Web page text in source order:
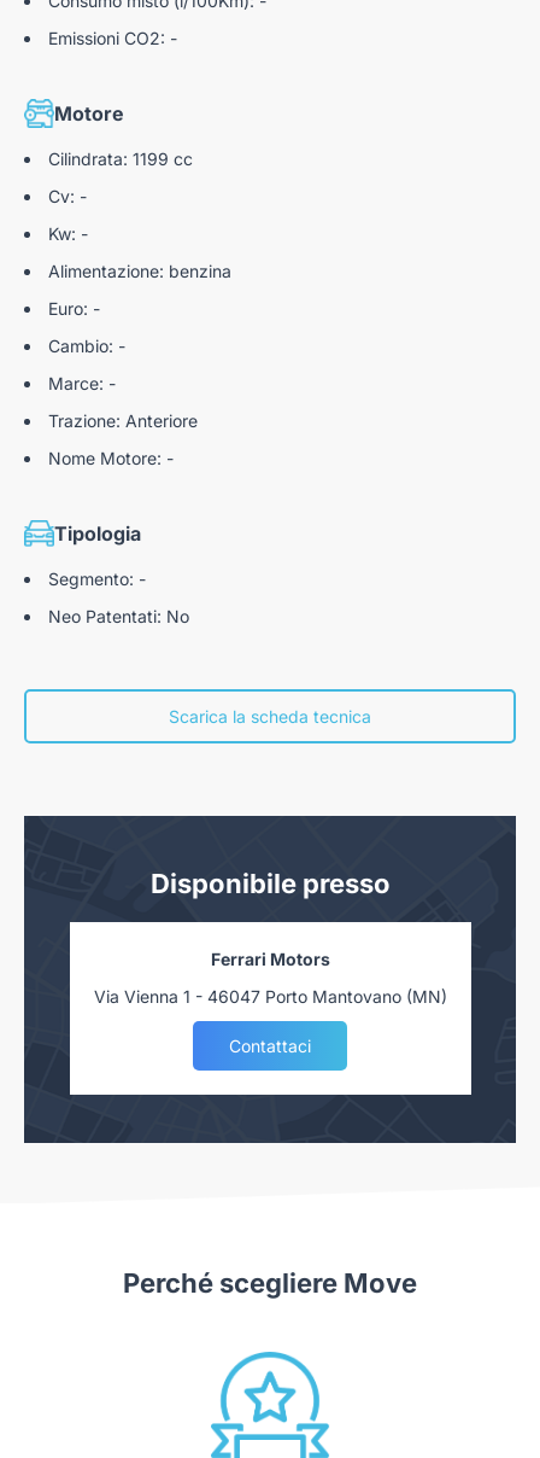
Emissioni CO2: -
Motore
Cilindrata: 1199 cc
Cv: -
Kw: -
Alimentazione: benzina
Euro: -
Cambio: -
Marce: -
Trazione: Anteriore
Nome Motore: -
Tipologia
Segmento: -
Neo Patentati: No
Scarica la scheda tecnica
Disponibile presso
Ferrari Motors
Via Vienna 1 - 46047 Porto Mantovano (MN)
Contattaci
Perché scegliere Move